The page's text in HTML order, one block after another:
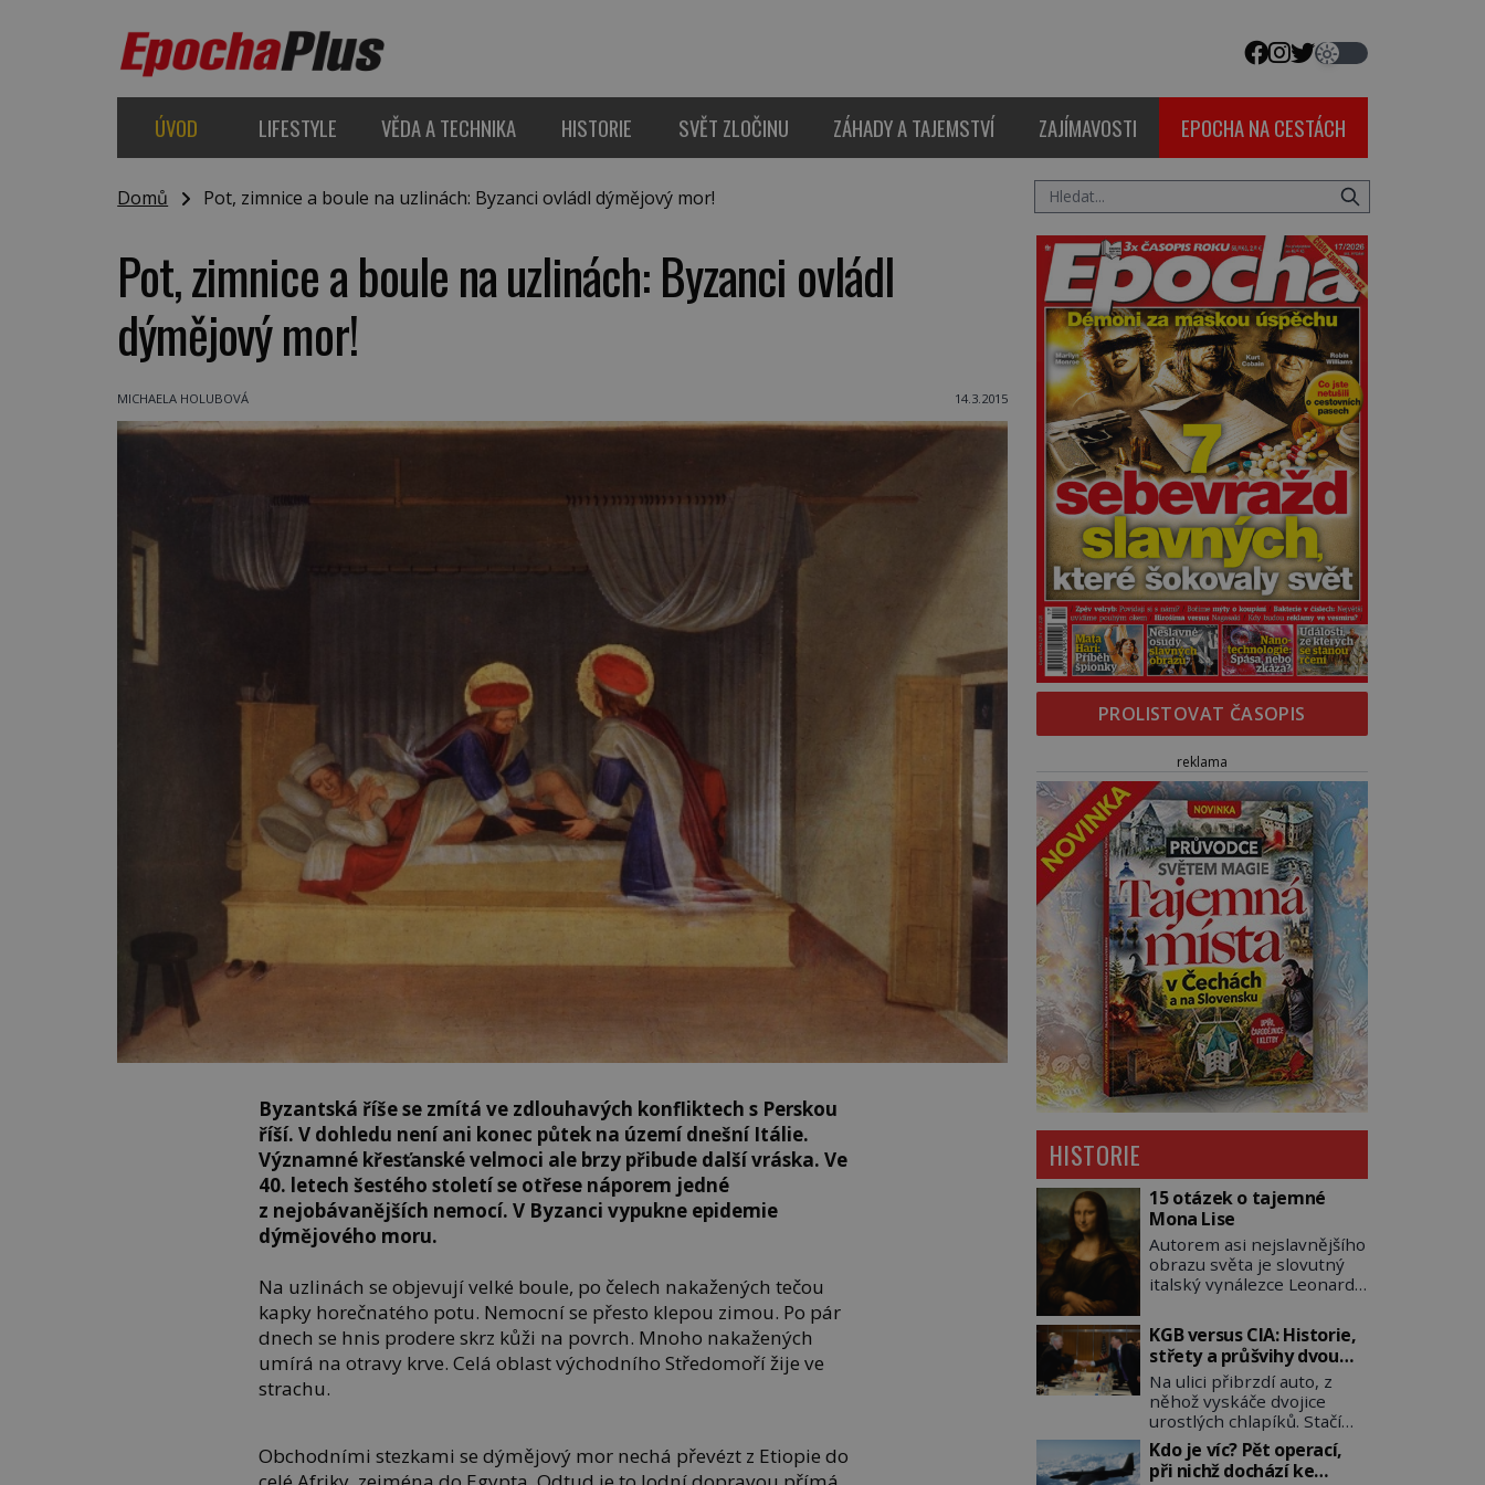
ÚVOD LIFESTYLE VĚDA A TECHNIKA HISTORIE SVĚT ZLOČINU ZÁHADY A TAJEMSTVÍ ZAJÍMAVOSTI EPOCHA NA CESTÁCH
Domů Pot, zimnice a boule na uzlinách: Byzanci ovládl dýmějový mor!
Pot, zimnice a boule na uzlinách: Byzanci ovládl
dýmějový mor!
MICHAELA HOLUBOVÁ 14.3.2015
Byzantská říše se zmítá ve zdlouhavých konfliktech s Perskou
říší. V dohledu není ani konec půtek na území dnešní Itálie.
Významné křesťanské velmoci ale brzy přibude další vráska. Ve
40. letech šestého století se otřese náporem jedné
z nejobávanějších nemocí. V Byzanci vypukne epidemie
dýmějového moru.
Na uzlinách se objevují velké boule, po čelech nakažených tečou
kapky horečnatého potu. Nemocní se přesto klepou zimou. Po pár
dnech se hnis prodere skrz kůži na povrch. Mnoho nakažených
umírá na otravy krve. Celá oblast východního Středomoří žije ve
strachu.
Obchodními stezkami se dýmějový mor nechá převézt z Etiopie do
PROLISTOVAT ČASOPIS
reklama
HISTORIE
15 otázek o tajemné
Mona Lise
Autorem asi nejslavnějšího
obrazu světa je slovutný
italský vynálezce Leonardo
jeho nevinně usmívající
dámu obklopují otazníky,
na některé historici
odpověď objeví, jiné
zůstanou nezodpovězené.
Kam si ji pověsil
Napoleon? Samotný císař
Napoleon Bonaparte
KGB versus CIA: Historie,
střety a průšvihy dvou
nejznámějších tajných
služeb historie
Na ulici přibrzdí auto, z
něhož vyskáče dvojice
urostlých chlapíků. Stačí
pár vteřin a už agresivně
buší na dveře. O další
okamžik později vlečou
Kdo je víc? Pět operací,
při nichž dochází ke